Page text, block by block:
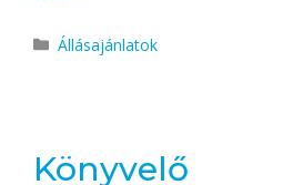
Állásajánlatok
Könyvelő